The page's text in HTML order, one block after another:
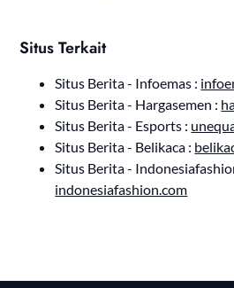
Situs Terkait
Situs Berita - Infoemas :
Situs Berita - Hargasemen :
Situs Berita - Esports :
Situs Berita - Belikaca :
Situs Berita -
indonesiafashion.com